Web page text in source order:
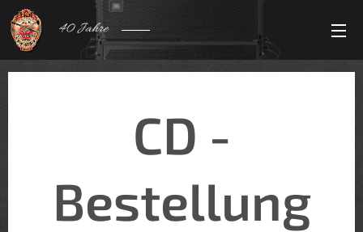
40 Jahre
CD -
Bestellung